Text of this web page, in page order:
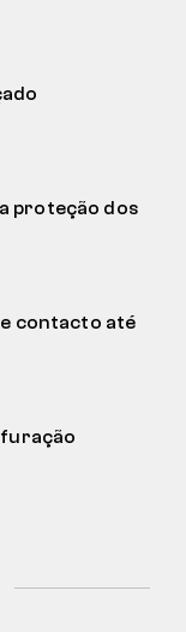
proteção dos
contacto até